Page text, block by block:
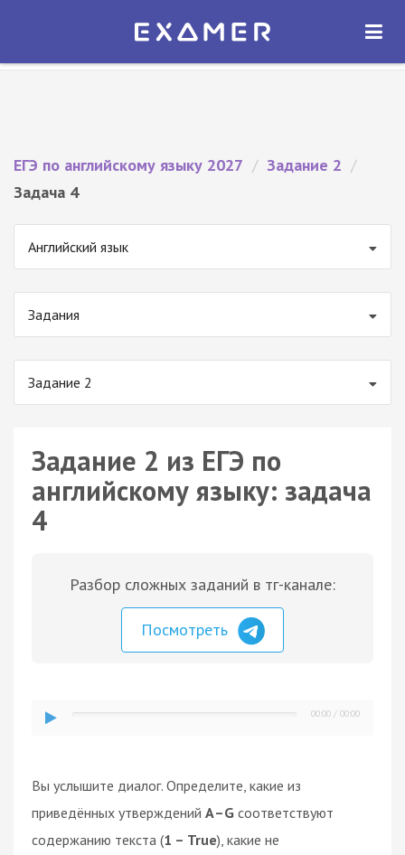
Экзамер — ЕГЭ 2027
ОТКРЫТЬ
ЕГЭ по английскому языку 2027 / Задание 2 /
Задача 4
Английский язык
Задания
Задание 2
Задание 2 из ЕГЭ по
английскому языку: задача
4
Разбор сложных заданий в тг-канале:
Посмотреть
00:00 / 00:00
Вы услышите диалог. Определите, какие из
приведённых утверждений А–G соответствуют
содержанию текста (1 – True), какие не